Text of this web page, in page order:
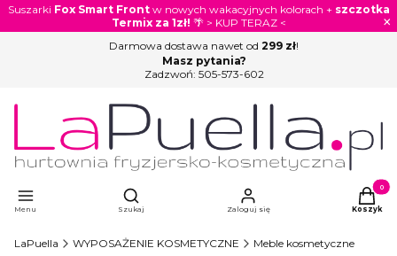
Suszarki Fox Smart Frontw nowych wakacyjnych kolorach + szczotka
Termix za 1zł! 🌴 > KUP TERAZ < ×
Darmowa dostawa nawet od 299 zł!
Masz pytania?
Zadzwoń: 505-573-602
Menu
Otwórz wyszukiwarkę
Szukaj Zaloguj się Koszyk
LaPuella WYPOSAŻENIE KOSMETYCZNE
Meble kosmetyczne